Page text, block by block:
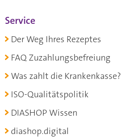
Service
Der Weg Ihres Rezeptes
FAQ Zuzahlungsbefreiung
Was zahlt die Krankenkasse?
ISO-Qualitätspolitik
DIASHOP Wissen
diashop.digital